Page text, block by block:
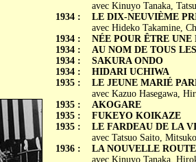
1934 :
1934 :
1934 :
1934 :
1934 :
1935 :
1935 :
1935 :
1935 :
1936 :
avec Kinuyo Tanaka,
LE DIX-NEUVIÈME
avec Hideko Takamine,
NÉE POUR ÊTRE
AU NOM DE TOUS
SAKURA ONDO
HIDARI UCHIWA
LE JEUNE MARIÉ
avec Kazuo Hasegawa,
AKOGARE
FUKEYO KOIKAZE
LE FARDEAU DE LA
avec Tatsuo Saito,
LA NOUVELLE
avec Kinuyo Tanaka,